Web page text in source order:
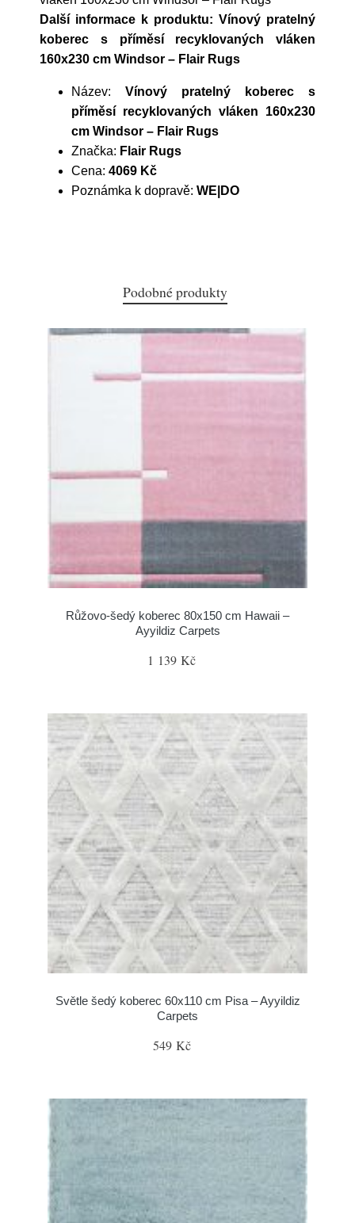
Další informace k produktu: Vínový pratelný
koberec s příměsí recyklovaných vláken
160x230 cm Windsor – Flair Rugs
Název: Vínový pratelný koberec s
příměsí recyklovaných vláken 160x230
cm Windsor – Flair Rugs
Značka: Flair Rugs
Cena: 4069 Kč
Poznámka k dopravě: WE|DO
Podobné produkty
Růžovo-šedý koberec 80x150 cm Hawaii –
Ayyildiz Carpets
1 139 Kč
Světle šedý koberec 60x110 cm Pisa – Ayyildiz
Carpets
549 Kč